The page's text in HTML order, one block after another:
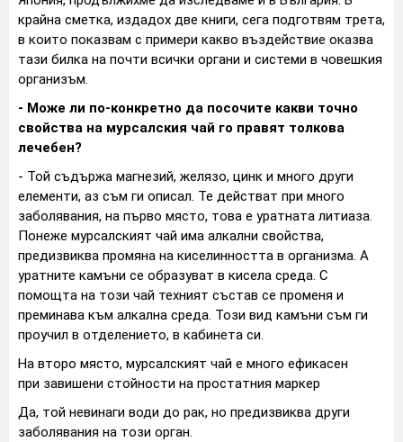
крайна сметка, издадох две книги, сега подготвям трета,
в които показвам с примери какво въздействие оказва
тази билка на почти всички органи и системи в човешкия
организъм.
- Може ли по-конкретно да посочите какви точно
свойства на мурсалския чай го правят толкова
лечебен?
- Той съдържа магнезий, желязо, цинк и много други
елементи, аз съм ги описал. Те действат при много
заболявания, на първо място, това е уратната литиаза.
Понеже мурсалският чай има алкални свойства,
предизвиква промяна на киселинността в организма. А
уратните камъни се образуват в кисела среда. С
помощта на този чай техният състав се променя и
преминава към алкална среда. Този вид камъни съм ги
проучил в отделението, в кабинета си.
На второ място, мурсалският чай е много ефикасен
при завишени стойности на простатния маркер
Да, той невинаги води до рак, но предизвиква други
заболявания на този орган.